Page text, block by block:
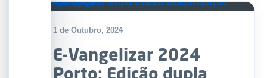
1 de Outubro, 2024
E-Vangelizar 2024
Porto: Edição dupla